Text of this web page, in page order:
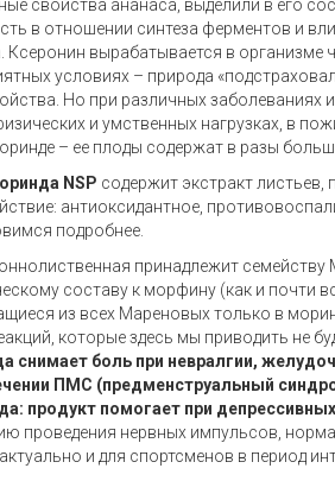
свойства ананаса, выделили в его
в отношении синтеза ферментов и
Ксеронин вырабатывается в организме
условиях – природа
Но при различных заболеваниях
и умственных нагрузках, в
– ее плоды содержат в разы
NSP содержит экстракт
антиоксидантное,
подробнее.
принадлежит семейству
составу к морфину (как и почти
из всех Мареновых только в
которые здесь мы приводить не
снимает боль при невралгии,
ПМС (предменструальный
продукт помогает при
проведения нервных импульсов,
и для спортсменов в период